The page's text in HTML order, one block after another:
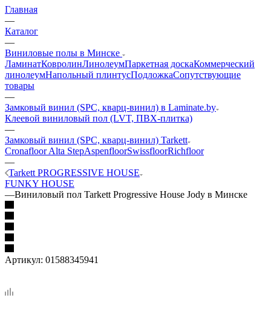
Главная
—
Каталог
—
Виниловые полы в Минске
ЛаминатКовролинЛинолеумПаркетная доскаКоммерческий
линолеумНапольный плинтусПодложкаСопутствующие
товары
—
Замковый винил (SPC, кварц-винил) в Laminate.by
Клеевой виниловый пол (LVT, ПВХ-плитка)
—
Замковый винил (SPC, кварц-винил) Tarkett
CronafloorAlta StepAspenfloorSwissfloorRichfloor
—
Tarkett PROGRESSIVE HOUSE
FUNKY HOUSE
—Виниловый пол Tarkett Progressive House Jody в Минске
Артикул: 01588345941